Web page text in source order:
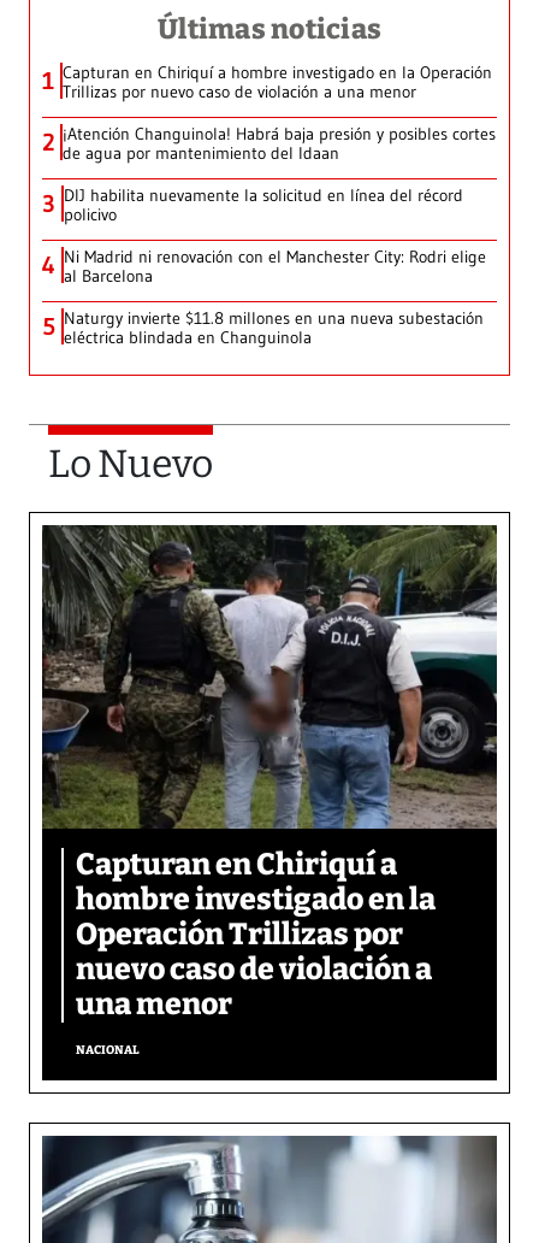
Últimas noticias
1 Capturan en Chiriquí a hombre investigado en la Operación
Trillizas por nuevo caso de violación a una menor
2 ¡Atención Changuinola! Habrá baja presión y posibles cortes
de agua por mantenimiento del Idaan
3 DIJ habilita nuevamente la solicitud en línea del récord
policivo
4 Ni Madrid ni renovación con el Manchester City: Rodri elige
al Barcelona
5 Naturgy invierte $11.8 millones en una nueva subestación
eléctrica blindada en Changuinola
Lo Nuevo
Capturan en Chiriquí a
hombre investigado en la
Operación Trillizas por
nuevo caso de violación a
una menor
NACIONAL